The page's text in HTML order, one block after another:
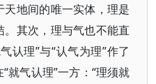
地间的唯一实体，理是
其次，理与气也不能直
认理”与“认气为理”作了
就气认理”一方：“理须就